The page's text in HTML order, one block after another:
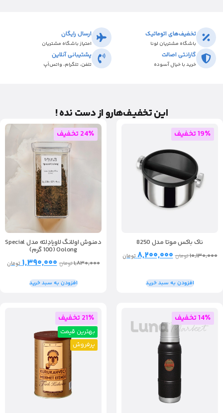
تخفیف‌های اتوماتیک
باشگاه مشتریان لونا
ارسال رایگان
امتیاز باشگاه مشتریان
گارانتی اصالت
خرید با خیال آسوده
پشتیبانی آنلاین
تلفن، تلگرام، واتس‌اَپ
این تخفیـف‌هارو از دست نده !
19٪ تخفیف
ناک باکس موتا مدل 8250
۱۰,۱۳۰,۰۰۰تومان ۸,۲۰۰,۰۰۰تومان
افزودن به سبد خرید
24٪ تخفیف
دمنوش اولانگ لاویادِلته مدل Special
Oolong (100 گرم)
۱,۸۳۰,۰۰۰تومان ۱,۳۹۰,۰۰۰تومان
افزودن به سبد خرید
14٪ تخفیف 21٪ تخفیف
بهترین قیمت
پرفروش